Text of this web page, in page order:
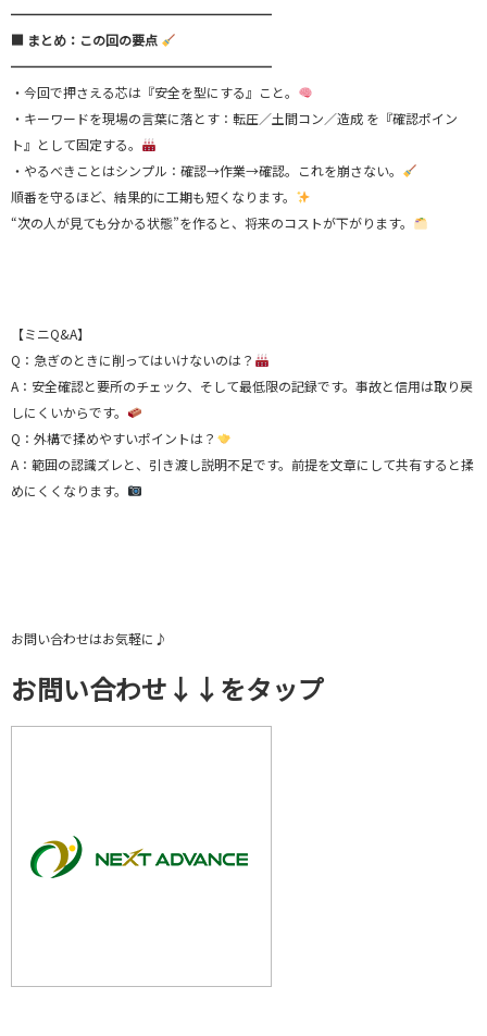
━━━━━━━━━━━━━━━━━━━━
■ まとめ：この回の要点
━━━━━━━━━━━━━━━━━━━━
・今回で押さえる芯は『安全を型にする』こと。
・キーワードを現場の言葉に落とす：転圧／土間コン／造成 を『確認ポイン
ト』として固定する。
・やるべきことはシンプル：確認→作業→確認。これを崩さない。
順番を守るほど、結果的に工期も短くなります。
“次の人が見ても分かる状態”を作ると、将来のコストが下がります。
【ミニQ&A】
Q：急ぎのときに削ってはいけないのは？
A：安全確認と要所のチェック、そして最低限の記録です。事故と信用は取り戻
しにくいからです。
Q：外構で揉めやすいポイントは？
A：範囲の認識ズレと、引き渡し説明不足です。前提を文章にして共有すると揉
めにくくなります。
お問い合わせはお気軽に♪
お問い合わせ↓↓をタップ